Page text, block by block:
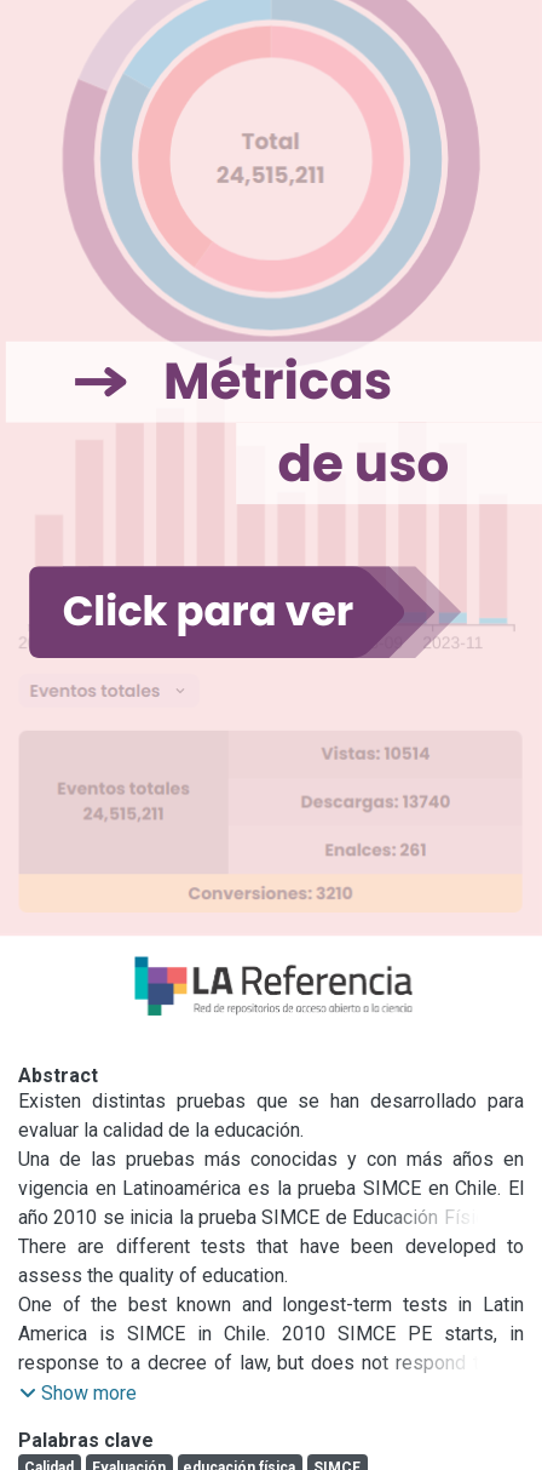
Abstract
Existen distintas pruebas que se han desarrollado para
evaluar la calidad de la educación.
Una de las pruebas más conocidas y con más años en
vigencia en Latinoamérica es la prueba SIMCE en Chile. El
año 2010 se inicia la prueba SIMCE de Educación Física, en
respuesta a un decreto de ley, pero que no responde al
concepto de motricidad humana que define a la educación
física. Por cuestiones político-sociales, como la inclusión
de la Gimnasia europea en los colegios en la primera mitad
del siglo XX, surge una prueba que evalúa la condición
física, pero que no incluye muchos de los componentes de
calidad es necesario reconocer no solo el rendimiento de
There are different tests that have been developed to
assess the quality of education.
One of the best known and longest-term tests in Latin
America is SIMCE in Chile. 2010 SIMCE PE starts, in
response to a decree of law, but does not respond to the
concept of human movement that defines physical
inclusion of European Gymnastics in schools in the first half
Show more
Palabras clave